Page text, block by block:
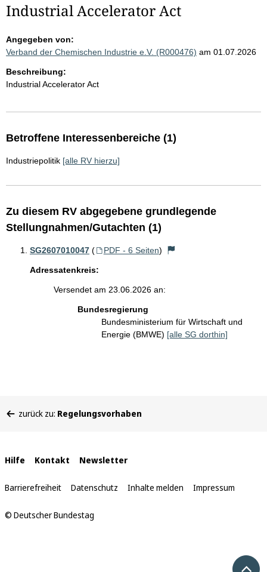
Industrial Accelerator Act
Angegeben von:
Verband der Chemischen Industrie e.V. (R000476) am 01.07.2026
Beschreibung:
Industrial Accelerator Act
Betroffene Interessenbereiche (1)
Industriepolitik [alle RV hierzu]
Zu diesem RV abgegebene grundlegende
Stellungnahmen/Gutachten (1)
SG2607010047 ( PDF - 6 Seiten)
Adressatenkreis:
Versendet am 23.06.2026 an:
Bundesregierung
Bundesministerium für Wirtschaft und
Energie (BMWE) [alle SG dorthin]
befinden
zurück zu: Regelungsvorhaben
Interne
Links
Hilfe Kontakt Newsletter
Barrierefreiheit Datenschutz Inhalte melden Impressum
© Deutscher Bundestag